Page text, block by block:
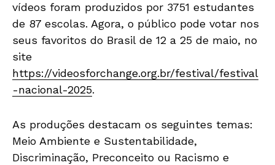
vídeos foram produzidos por 3751 estudantes
de 87 escolas. Agora, o público pode votar nos
seus favoritos do Brasil de 12 a 25 de maio, no
site
https://videosforchange.org.br/festival/festival
-nacional-2025.
As produções destacam os seguintes temas:
Meio Ambiente e Sustentabilidade,
Discriminação, Preconceito ou Racismo e